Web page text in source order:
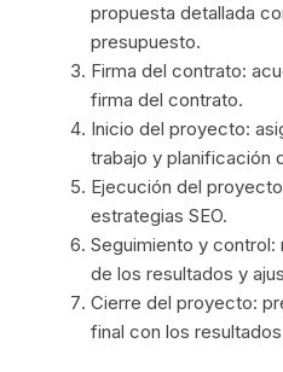
propuesta detallada
presupuesto.
Firma del contrato:
firma del contrato.
Inicio del proyecto:
trabajo y planificación
Ejecución del
estrategias SEO.
Seguimiento y
de los resultados y
Cierre del proyecto:
final con los